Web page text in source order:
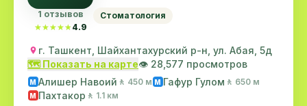
1 отзывов
★★★★★
★★★★★ 4.9
Стоматология
г. Ташкент, Шайхантахурский р-н, ул. Абая, 5д
🗺️ Показать на карте👁️ 28,577 просмотров
M Алишер Навоий 🚶 450 м M Гафур Гулом 🚶 650 м
M Пахтакор 🚶 1.1 км